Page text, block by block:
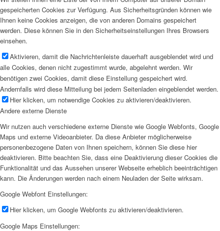
gespeicherten Cookies zur Verfügung. Aus Sicherheitsgründen können wie
Ihnen keine Cookies anzeigen, die von anderen Domains gespeichert
werden. Diese können Sie in den Sicherheitseinstellungen Ihres Browsers
einsehen.
Aktivieren, damit die Nachrichtenleiste dauerhaft ausgeblendet wird und
alle Cookies, denen nicht zugestimmt wurde, abgelehnt werden. Wir
benötigen zwei Cookies, damit diese Einstellung gespeichert wird.
Andernfalls wird diese Mitteilung bei jedem Seitenladen eingeblendet werden.
Hier klicken, um notwendige Cookies zu aktivieren/deaktivieren.
Andere externe Dienste
Wir nutzen auch verschiedene externe Dienste wie Google Webfonts, Google
Maps und externe Videoanbieter. Da diese Anbieter möglicherweise
personenbezogene Daten von Ihnen speichern, können Sie diese hier
deaktivieren. Bitte beachten Sie, dass eine Deaktivierung dieser Cookies die
Funktionalität und das Aussehen unserer Webseite erheblich beeinträchtigen
kann. Die Änderungen werden nach einem Neuladen der Seite wirksam.
Google Webfont Einstellungen:
Hier klicken, um Google Webfonts zu aktivieren/deaktivieren.
Google Maps Einstellungen: